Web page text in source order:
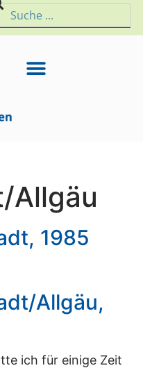
Allgäu
1985
Allgäu,
ich für einige Zeit